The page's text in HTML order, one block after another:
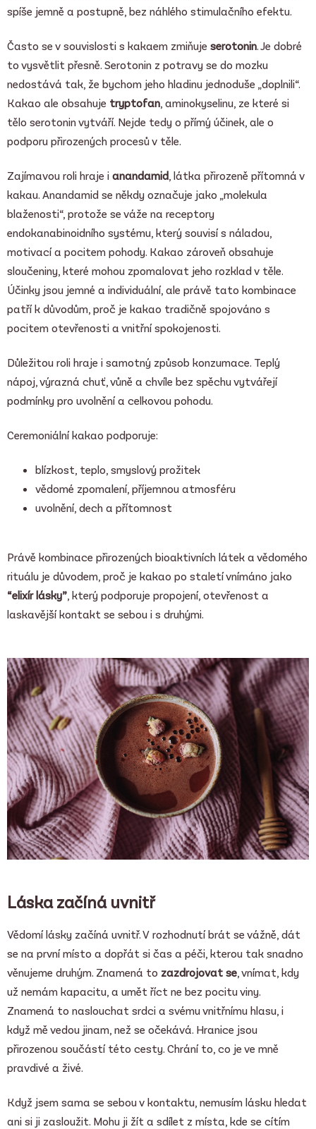
spíše jemně a postupně, bez náhlého stimulačního efektu.
Často se v souvislosti s kakaem zmiňuje serotonin. Je dobré
to vysvětlit přesně. Serotonin z potravy se do mozku
nedostává tak, že bychom jeho hladinu jednoduše „doplnili“.
Kakao ale obsahuje tryptofan, aminokyselinu, ze které si
tělo serotonin vytváří. Nejde tedy o přímý účinek, ale o
podporu přirozených procesů v těle.
Zajímavou roli hraje i anandamid, látka přirozeně přítomná v
kakau. Anandamid se někdy označuje jako „molekula
blaženosti“, protože se váže na receptory
endokanabinoidního systému, který souvisí s náladou,
motivací a pocitem pohody. Kakao zároveň obsahuje
sloučeniny, které mohou zpomalovat jeho rozklad v těle.
Účinky jsou jemné a individuální, ale právě tato kombinace
patří k důvodům, proč je kakao tradičně spojováno s
pocitem otevřenosti a vnitřní spokojenosti.
Důležitou roli hraje i samotný způsob konzumace. Teplý
nápoj, výrazná chuť, vůně a chvíle bez spěchu vytvářejí
podmínky pro uvolnění a celkovou pohodu.
Ceremoniální kakao podporuje:
blízkost, teplo, smyslový prožitek
vědomé zpomalení, příjemnou atmosféru
uvolnění, dech a přítomnost
Právě kombinace přirozených bioaktivních látek a vědomého
rituálu je důvodem, proč je kakao po staletí vnímáno jako
“elixír lásky”, který podporuje propojení, otevřenost a
laskavější kontakt se sebou i s druhými.
Láska začíná uvnitř
Vědomí lásky začíná uvnitř. V rozhodnutí brát se vážně, dát
se na první místo a dopřát si čas a péči, kterou tak snadno
věnujeme druhým. Znamená to zazdrojovat se, vnímat, kdy
už nemám kapacitu, a umět říct ne bez pocitu viny.
Znamená to naslouchat srdci a svému vnitřnímu hlasu, i
když mě vedou jinam, než se očekává. Hranice jsou
přirozenou součástí této cesty. Chrání to, co je ve mně
pravdivé a živé.
Když jsem sama se sebou v kontaktu, nemusím lásku hledat
ani si ji zasloužit. Mohu ji žít a sdílet z místa, kde se cítím